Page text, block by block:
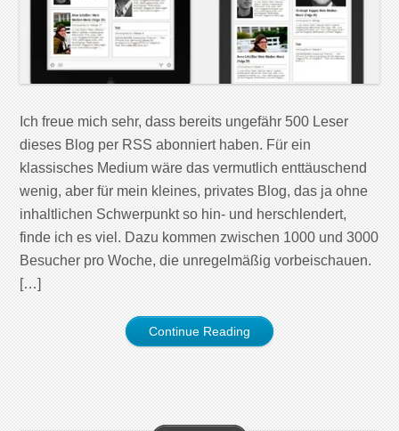
Ich freue mich sehr, dass bereits ungefähr 500 Leser
dieses Blog per RSS abonniert haben. Für ein
klassisches Medium wäre das vermutlich enttäuschend
wenig, aber für mein kleines, privates Blog, das ja ohne
inhaltlichen Schwerpunkt so hin- und herschlendert,
finde ich es viel. Dazu kommen zwischen 1000 und 3000
Besucher pro Woche, die unregelmäßig vorbeischauen.
[…]
Continue Reading